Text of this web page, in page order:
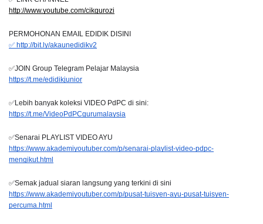
http://www.youtube.com/cikgurozi
PERMOHONAN EMAIL EDIDIK DISINI
✅ http://bit.ly/akaunedidikv2
✅JOIN Group Telegram Pelajar Malaysia
https://t.me/edidikjunior
✅Lebih banyak koleksi VIDEO PdPC di sini:
https://t.me/VideoPdPCgurumalaysia
✅Senarai PLAYLIST VIDEO AYU
https://www.akademiyoutuber.com/p/senarai-playlist-video-pdpc-
mengikut.html
✅Semak jadual siaran langsung yang terkini di sini
https://www.akademiyoutuber.com/p/pusat-tuisyen-ayu-pusat-tuisyen-
percuma.html